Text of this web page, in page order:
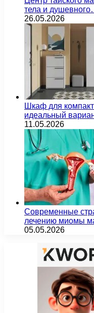
тела и
26.05.2026
Шкаф для
идеальный
11.05.2026
Современные
лечению миомы
05.05.2026